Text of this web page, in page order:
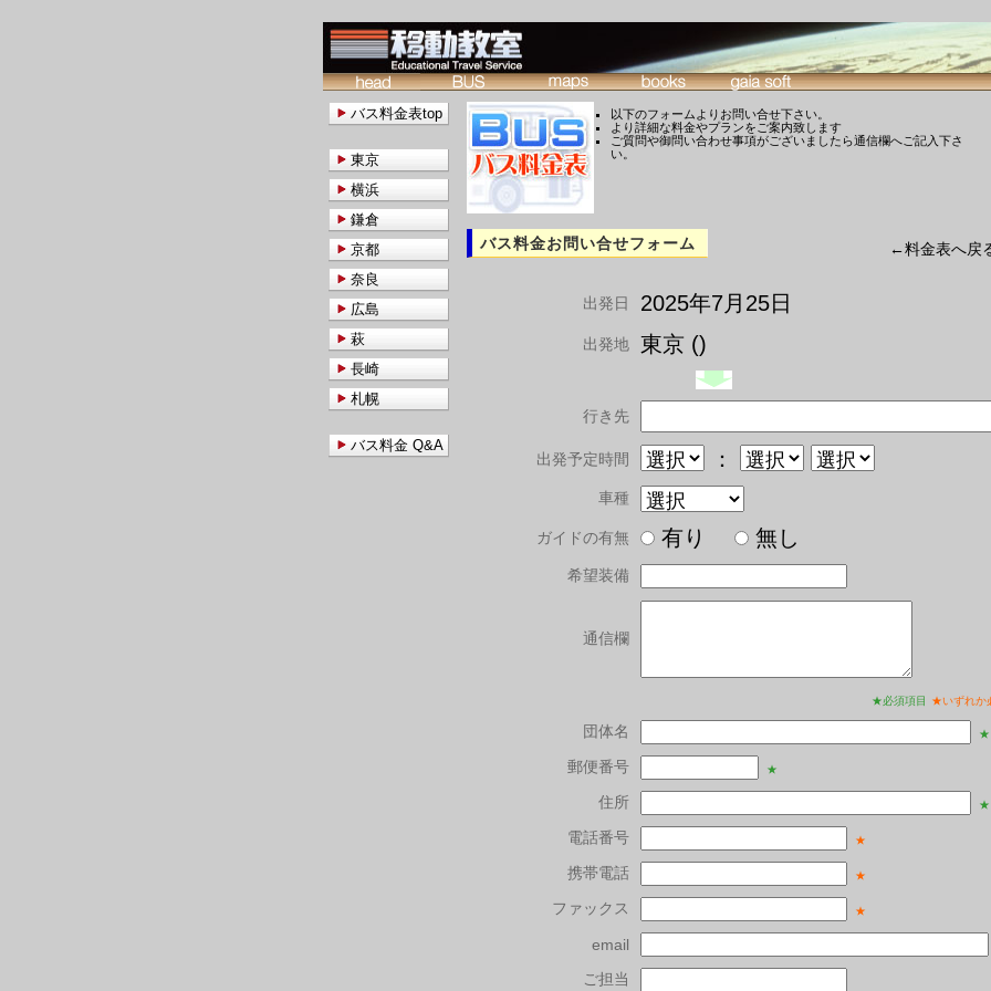
以下のフォームよりお問い合せ下さい。
より詳細な料金やプランをご案内致します
ご質問や御問い合わせ事項がございましたら通信欄へご記入下さ
い。
バス料金お問い合せフォーム ←料金表へ戻
出発日 2025年7月25日
出発地 東京 ()
行き先
出発予定時間 ：
車種
ガイドの有無 有り 無し
希望装備
通信欄
★必須項目 ★いずれか
団体名 ★
郵便番号 ★
住所 ★
電話番号 ★
携帯電話 ★
ファックス ★
email
ご担当
バス料金表top
東京
横浜
鎌倉
京都
奈良
広島
萩
長崎
札幌
バス料金 Q&A